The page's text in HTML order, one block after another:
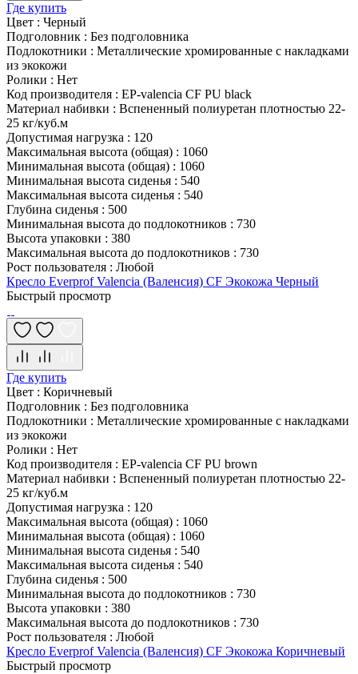
Где купить
Цвет : Черный
Подголовник : Без подголовника
Подлокотники : Металлические хромированные с накладками
из экокожи
Ролики : Нет
Код производителя : EP-valencia CF PU black
Материал набивки : Вспененный полиуретан плотностью 22-
25 кг/куб.м
Допустимая нагрузка : 120
Максимальная высота (общая) : 1060
Минимальная высота (общая) : 1060
Минимальная высота сиденья : 540
Максимальная высота сиденья : 540
Глубина сиденья : 500
Минимальная высота до подлокотников : 730
Высота упаковки : 380
Максимальная высота до подлокотников : 730
Рост пользователя : Любой
Кресло Everprof Valencia (Валенсия) CF Экокожа Черный
Быстрый просмотр
Где купить
Цвет : Коричневый
Подголовник : Без подголовника
Подлокотники : Металлические хромированные с накладками
из экокожи
Ролики : Нет
Код производителя : EP-valencia CF PU brown
Материал набивки : Вспененный полиуретан плотностью 22-
25 кг/куб.м
Допустимая нагрузка : 120
Максимальная высота (общая) : 1060
Минимальная высота (общая) : 1060
Минимальная высота сиденья : 540
Максимальная высота сиденья : 540
Глубина сиденья : 500
Минимальная высота до подлокотников : 730
Высота упаковки : 380
Максимальная высота до подлокотников : 730
Рост пользователя : Любой
Кресло Everprof Valencia (Валенсия) CF Экокожа Коричневый
Быстрый просмотр